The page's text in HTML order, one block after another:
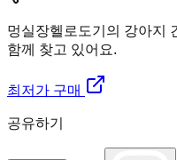
멍실장헬로도기의 강아지
함께 찾고 있어요.
최저가 구매
공유하기